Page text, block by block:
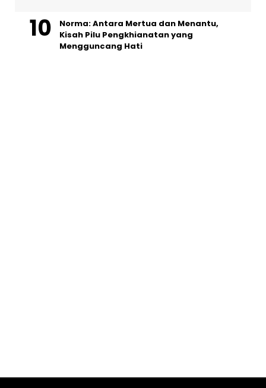
Norma: Antara Mertua dan Menantu,
Kisah Pilu Pengkhianatan yang
Mengguncang Hati